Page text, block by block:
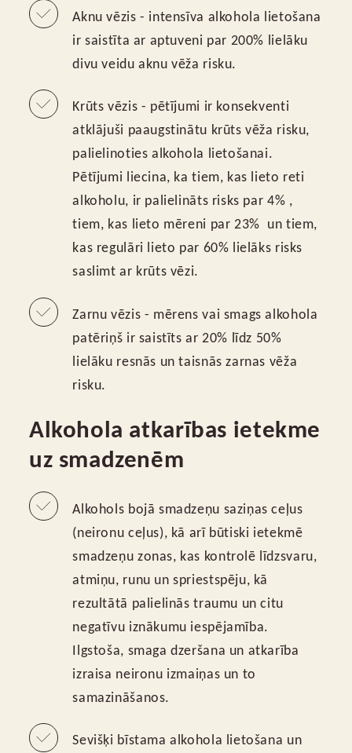
Aknu vēzis - intensīva alkohola lietošana
ir saistīta ar aptuveni par 200% lielāku
divu veidu aknu vēža risku.
Krūts vēzis - pētījumi ir konsekventi
atklājuši paaugstinātu krūts vēža risku,
palielinoties alkohola lietošanai.
Pētījumi liecina, ka tiem, kas lieto reti
alkoholu, ir palielināts risks par 4% ,
tiem, kas lieto mēreni par 23% un tiem,
kas regulāri lieto par 60% lielāks risks
saslimt ar krūts vēzi.
Zarnu vēzis - mērens vai smags alkohola
patēriņš ir saistīts ar 20% līdz 50%
lielāku resnās un taisnās zarnas vēža
risku.
Alkohola atkarības ietekme
uz smadzenēm
Alkohols bojā smadzeņu saziņas ceļus
(neironu ceļus), kā arī būtiski ietekmē
smadzeņu zonas, kas kontrolē līdzsvaru,
atmiņu, runu un spriestspēju, kā
rezultātā palielinās traumu un citu
negatīvu iznākumu iespējamība.
Ilgstoša, smaga dzeršana un atkarība
izraisa neironu izmaiņas un to
samazināšanos.
Sevišķi bīstama alkohola lietošana un